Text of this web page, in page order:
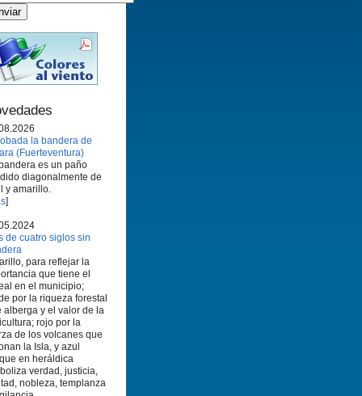
la bandera de
(Fuerteventura)
es un paño
diagonalmente de
y amarillo.
]
de cuatro siglos sin
para reflejar la
que tiene el
en el municipio;
por la riqueza forestal
alberga y el valor de la
rojo por la
de los volcanes que
la Isla, y azul
en heráldica
verdad, justicia,
nobleza, templanza